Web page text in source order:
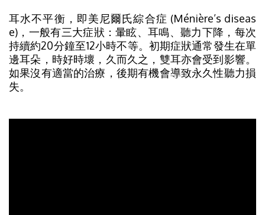
耳水不平衡，即美尼爾氏綜合症 (Ménière’s diseas
e)，一般有三大症狀：暈眩、耳鳴、聽力下降，每次
持續約20分鐘至12小時不等。初期症狀通常發生在單
邊耳朵，時好時壞，久而久之，雙耳亦會受到影響。
如果沒有適當的治療，後期有機會導致永久性聽力損
失。